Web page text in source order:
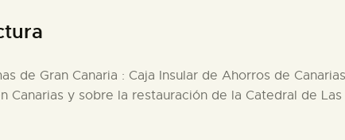
de Gran Canaria : Caja Insular de Ahorros de
Canarias y sobre la restauración de la Catedral de Las